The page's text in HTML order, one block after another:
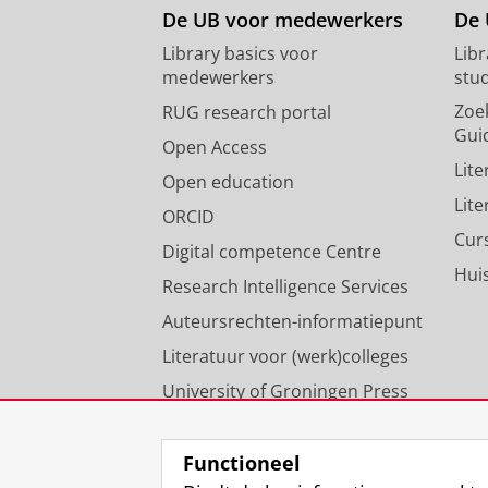
De UB voor medewerkers
Library basics voor
medewerkers
RUG research portal
Open Access
Open education
ORCID
Digital competence Centre
Research Intelligence Services
Auteursrechten-informatiepunt
Literatuur voor (werk)colleges
University of Groningen Press
De
Functioneel